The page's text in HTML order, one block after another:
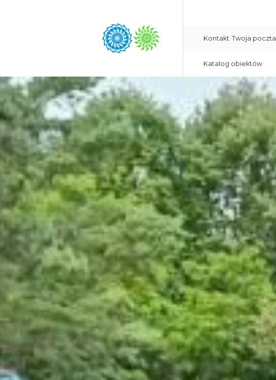
Kontakt Twoja poczta
Katalog obiektów